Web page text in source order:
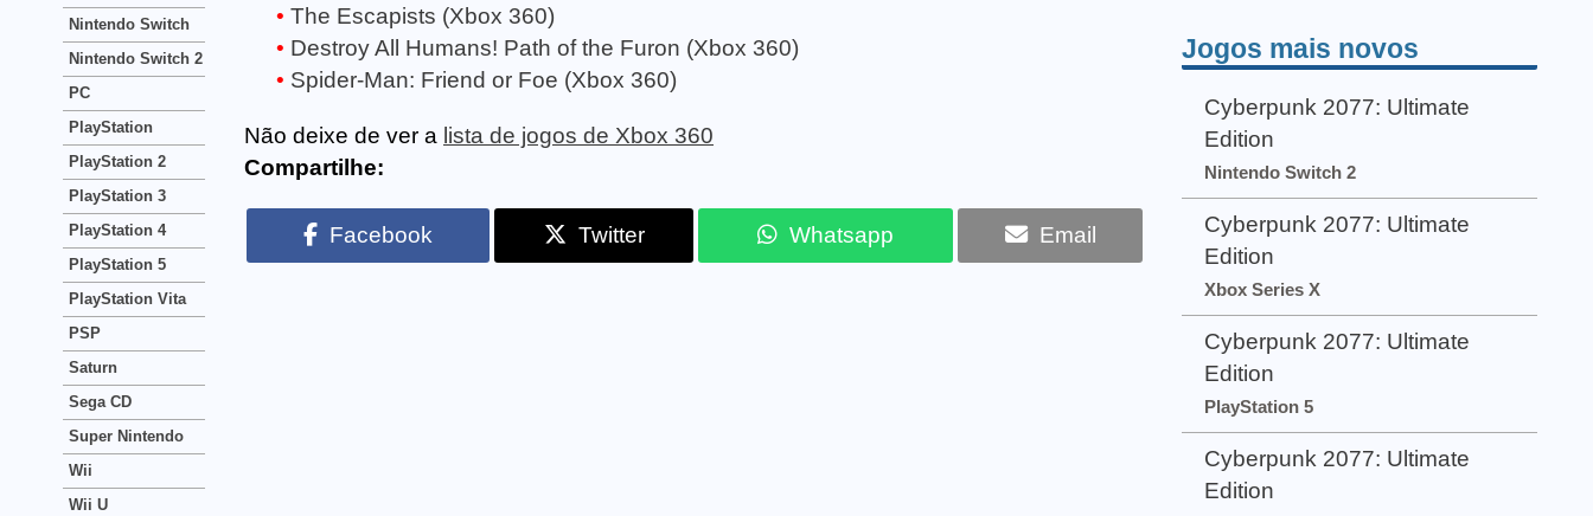
The Escapists (Xbox 360)
Destroy All Humans! Path of the Furon (Xbox 360)
Spider-Man: Friend or Foe (Xbox 360)
Não deixe de ver a lista de jogos de Xbox 360
Compartilhe:
Facebook Twitter Whatsapp Email
Nintendo Switch
Nintendo Switch 2
PC
PlayStation
PlayStation 2
PlayStation 3
PlayStation 4
PlayStation 5
PlayStation Vita
PSP
Saturn
Sega CD
Super Nintendo
Wii
Wii U
Jogos mais novos
Cyberpunk 2077: Ultimate
Edition
Nintendo Switch 2
Cyberpunk 2077: Ultimate
Edition
Xbox Series X
Cyberpunk 2077: Ultimate
Edition
PlayStation 5
Cyberpunk 2077: Ultimate
Edition